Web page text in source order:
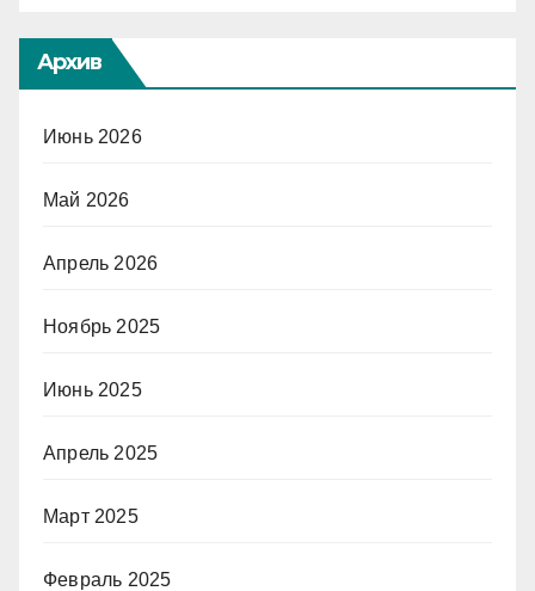
Архив
Июнь 2026
Май 2026
Апрель 2026
Ноябрь 2025
Июнь 2025
Апрель 2025
Март 2025
Февраль 2025